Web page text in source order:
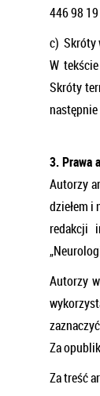
446 98
c) Skróty
W
Skróty
3. Prawa
Autorzy
dziełem i
redakcji
Autorzy
Za
Za treść